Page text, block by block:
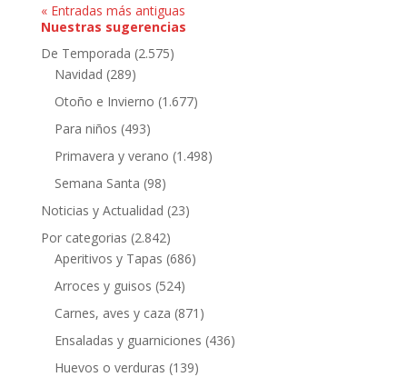
« Entradas más antiguas
Nuestras sugerencias
De Temporada (2.575)
Navidad (289)
Otoño e Invierno (1.677)
Para niños (493)
Primavera y verano (1.498)
Semana Santa (98)
Noticias y Actualidad (23)
Por categorias (2.842)
Aperitivos y Tapas (686)
Arroces y guisos (524)
Carnes, aves y caza (871)
Ensaladas y guarniciones (436)
Huevos o verduras (139)